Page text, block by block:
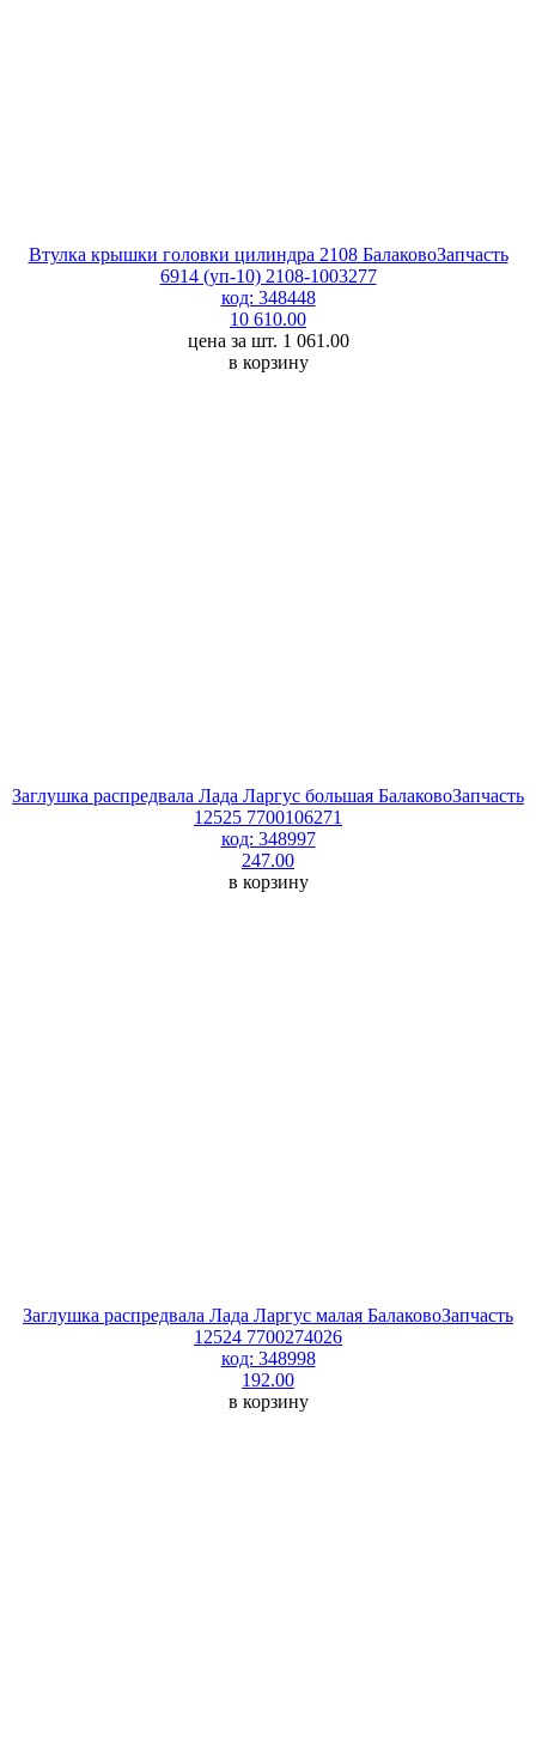
Втулка крышки головки цилиндра 2108 БалаковоЗапчасть
6914 (уп-10) 2108-1003277
код: 348448
10 610.00
цена за шт. 1 061.00
в корзину
Заглушка распредвала Лада Ларгус большая БалаковоЗапчасть
12525 7700106271
код: 348997
247.00
в корзину
Заглушка распредвала Лада Ларгус малая БалаковоЗапчасть
12524 7700274026
код: 348998
192.00
в корзину